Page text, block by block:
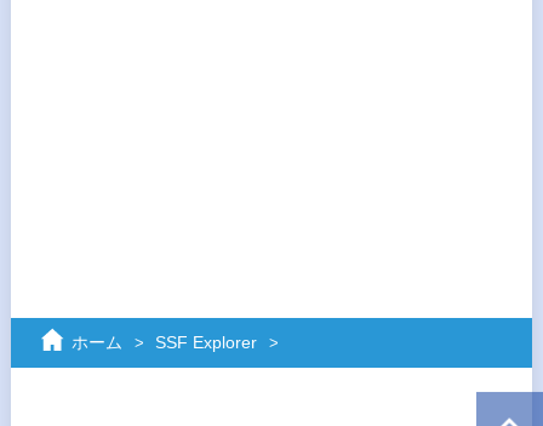
ホーム SSF Explorer